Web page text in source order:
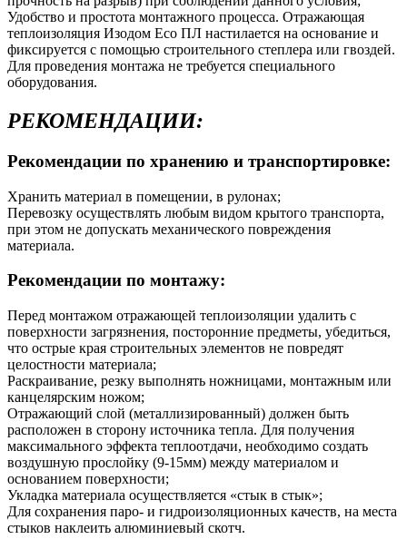
Удобство и простота монтажного процесса. Отражающая
теплоизоляция Изодом Eco ПЛ настилается на основание и
фиксируется с помощью строительного степлера или гвоздей.
Для проведения монтажа не требуется специального
оборудования.
РЕКОМЕНДАЦИИ:
Рекомендации по хранению и транспортировке:
Хранить материал в помещении, в рулонах;
Перевозку осуществлять любым видом крытого транспорта,
при этом не допускать механического повреждения
материала.
Рекомендации по монтажу:
Перед монтажом отражающей теплоизоляции удалить с
поверхности загрязнения, посторонние предметы, убедиться,
что острые края строительных элементов не повредят
целостности материала;
Раскраивание, резку выполнять ножницами, монтажным или
канцелярским ножом;
Отражающий слой (металлизированный) должен быть
расположен в сторону источника тепла. Для получения
максимального эффекта теплоотдачи, необходимо создать
воздушную прослойку (9-15мм) между материалом и
основанием поверхности;
Укладка материала осуществляется «стык в стык»;
Для сохранения паро- и гидроизоляционных качеств, на места
стыков наклеить алюминиевый скотч.